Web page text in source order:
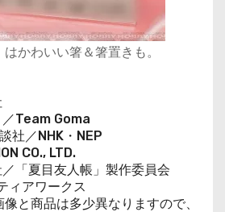
かわいい箸＆箸置きも。
Team Goma
社／NHK・NEP
CO., LTD.
「夏目友人帳」製作委員会
ィアワークス
と商品は多少異なりますので、